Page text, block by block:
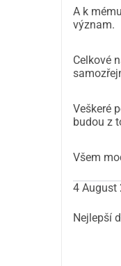
Více
A k
význam.
Celkové
Veškeré
budou z
Všem
4 August
Nejlepší